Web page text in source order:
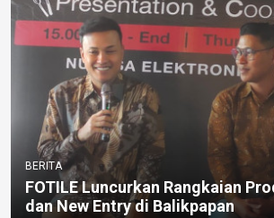
BERITA
FOTILE Luncurkan Rangkaian
dan New Entry di Balikpapan